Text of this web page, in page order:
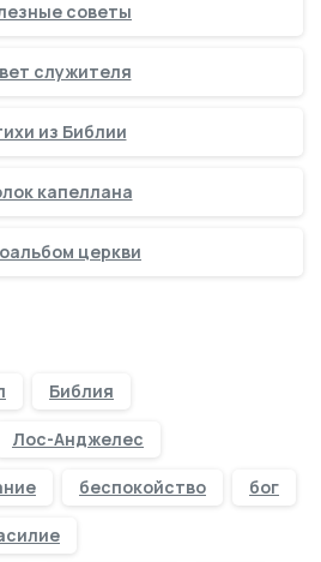
советы
служителя
из Библии
капеллана
церкви
Библия
Лос-Анджелес
беспокойство бог